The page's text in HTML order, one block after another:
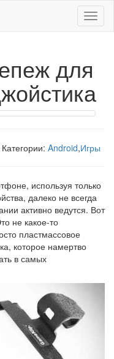
Меню
для
Android,Игры
используя только
далеко не всегда
активно ведутся. Вот
не какое-то
пластмассовое
которое намертво
в самых